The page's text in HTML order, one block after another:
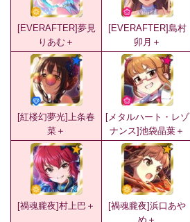
[EVERAFTER]夢見
りあむ＋
[EVERAFTER]島村
卯月＋
[紅楼幻夢光]上条春
菜＋
[メタルハート・レゾ
ナンス]池袋晶葉＋
[禍魂朧夜]村上巴＋
[禍魂朧夜]浜口あや
め＋